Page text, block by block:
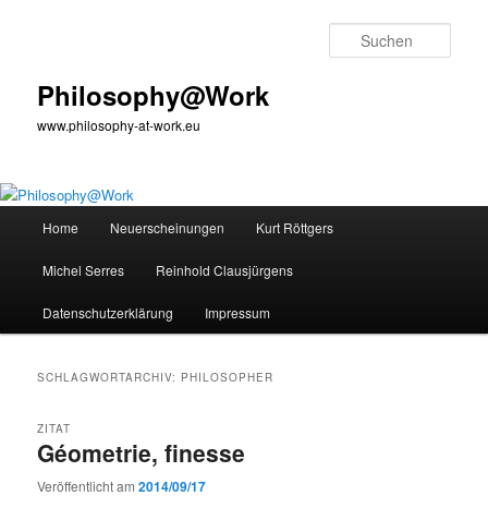
Philosophy@Work
www.philosophy-at-work.eu
Home Neuerscheinungen Kurt Röttgers
Michel Serres Reinhold Clausjürgens
Datenschutzerklärung Impressum
SCHLAGWORTARCHIV: PHILOSOPHER
Géometrie, finesse
ZITAT
Veröffentlicht am2014/09/17